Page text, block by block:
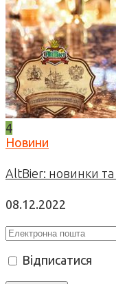
4
Новини
AltBier: новинки та
08.12.2022
Відписатися